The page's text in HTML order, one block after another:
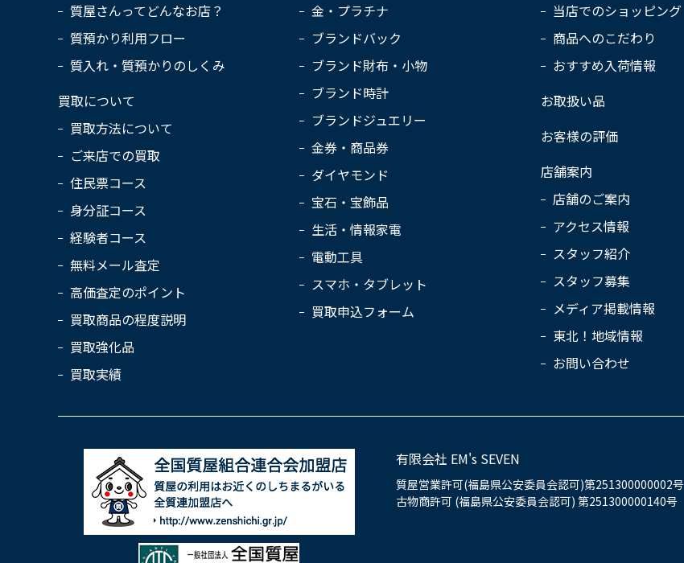
質屋さんってどんなお店？
質預かり利用フロー
質入れ・質預かりのしくみ
買取について
買取方法について
ご来店での買取
住民票コース
身分証コース
経験者コース
無料メール査定
高価査定のポイント
買取商品の程度説明
買取強化品
買取実績
金・プラチナ
ブランドバック
ブランド財布・小物
ブランド時計
ブランドジュエリー
金券・商品券
ダイヤモンド
宝石・宝飾品
生活・情報家電
電動工具
スマホ・タブレット
買取申込フォーム
当店でのショッピング
商品へのこだわり
おすすめ入荷情報
お取扱い品
お客様の評価
店舗案内
店舗のご案内
アクセス情報
スタッフ紹介
スタッフ募集
メディア掲載情報
東北！地域情報
お問い合わせ
有限会社 EM's SEVEN
質屋営業許可(福島県公安委員会認可)第251300000002号
古物商許可 (福島県公安委員会認可) 第251300000140号